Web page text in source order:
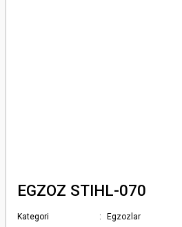
EGZOZ STIHL-070
Kategori
Egzozlar